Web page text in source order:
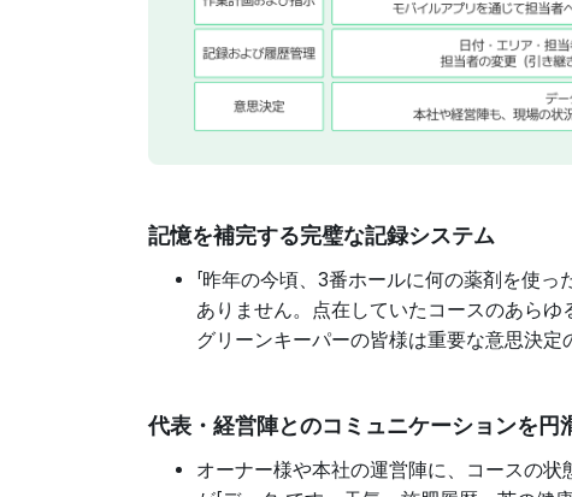
記憶を補完する完璧な記録システム
「昨年の今頃、3番ホールに何の薬剤を使
ありません。点在していたコースのあらゆ
グリーンキーパーの皆様は重要な意思決定
代表・経営陣とのコミュニケーションを円
オーナー様や本社の運営陣に、コースの